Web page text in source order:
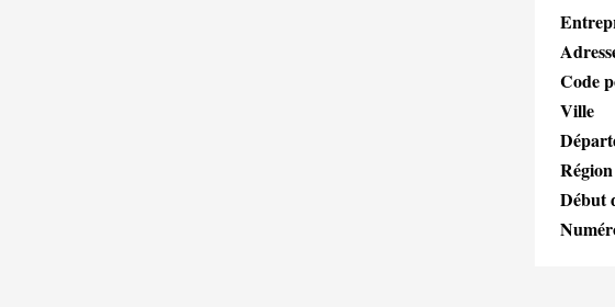
Code
Ville
Région
Début